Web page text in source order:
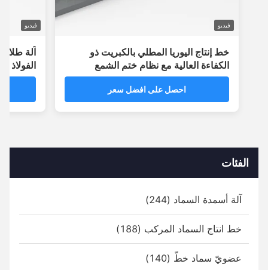
خط إنتاج اليوريا المطلي بالكبريت ذو
الكفاءة العالية مع نظام ختم الشمع
احصل على افضل سعر
آلة طلاء
الفولاذ
بالبوليمر ذات 2-3 طبقات
الفئات
آلة أسمدة السماد (244)
خط انتاج السماد المركب (188)
عضويّ سماد خطّ (140)